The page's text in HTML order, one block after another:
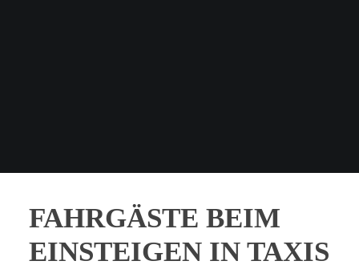
FAHRGÄSTE BEIM
EINSTEIGEN IN TAXIS